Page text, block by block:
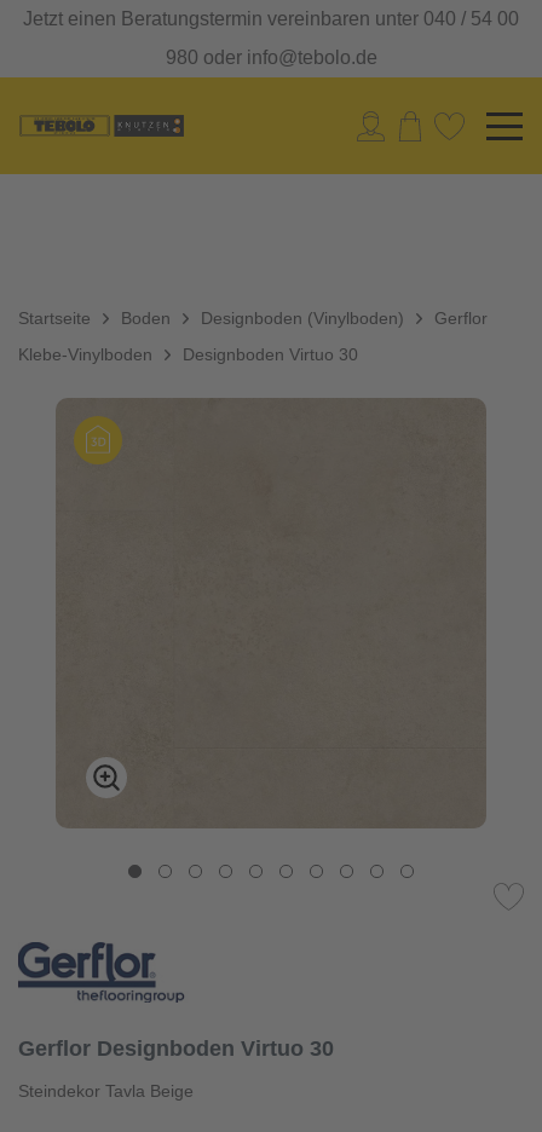
Jetzt einen Beratungstermin vereinbaren unter 040 / 54 00
980 oder info@tebolo.de
Startseite Boden
Designboden (Vinylboden)
Klebe-Vinylboden
Gerflor
Designboden Virtuo 30
Gerflor Designboden Virtuo 30
Steindekor Tavla Beige